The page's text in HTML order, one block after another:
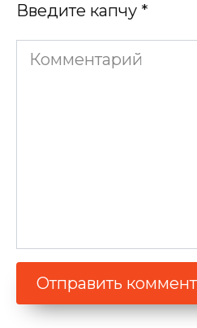
Введите капчу *
Комментарий